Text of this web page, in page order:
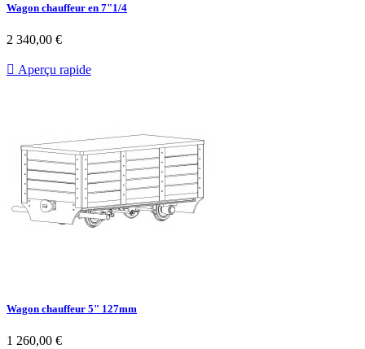
Wagon chauffeur en 7"1/4
2 340,00 €
 Aperçu rapide
Wagon chauffeur 5" 127mm
1 260,00 €